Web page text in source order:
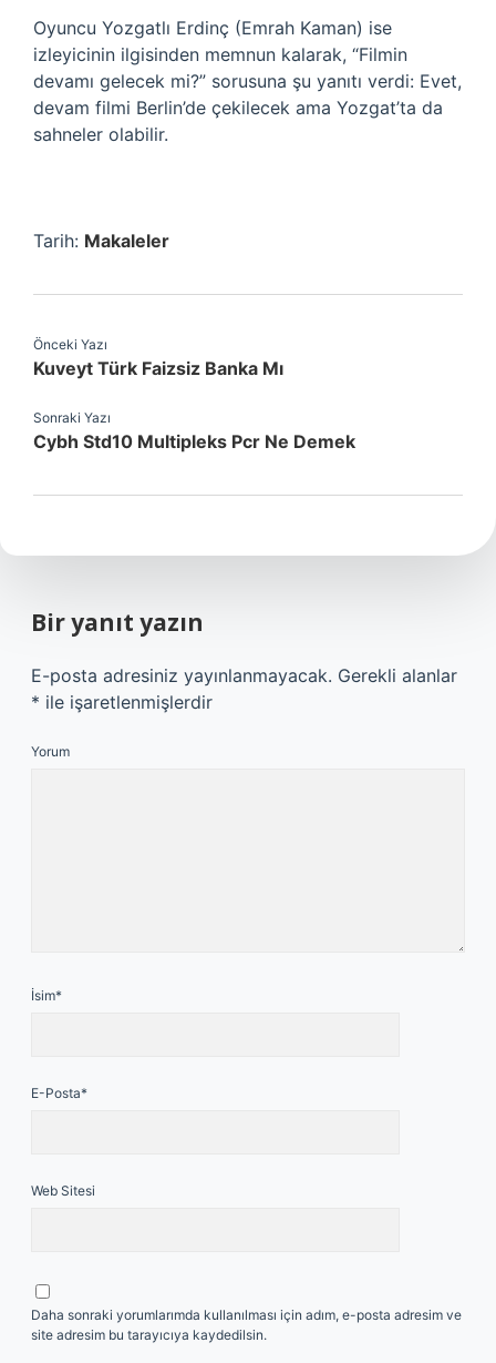
Oyuncu Yozgatlı Erdinç (Emrah Kaman) ise
izleyicinin ilgisinden memnun kalarak, “Filmin
devamı gelecek mi?” sorusuna şu yanıtı verdi: Evet,
devam filmi Berlin’de çekilecek ama Yozgat’ta da
sahneler olabilir.
Tarih: Makaleler
Önceki Yazı
Kuveyt Türk Faizsiz Banka Mı
Sonraki Yazı
Cybh Std10 Multipleks Pcr Ne Demek
Bir yanıt yazın
E-posta adresiniz yayınlanmayacak. Gerekli alanlar
* ile işaretlenmişlerdir
Yorum
İsim*
E-Posta*
Web Sitesi
Daha sonraki yorumlarımda kullanılması için adım, e-posta adresim ve
site adresim bu tarayıcıya kaydedilsin.